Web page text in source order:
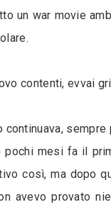
un war movie
contenti, evvai
continuava,
pochi mesi fa il
così, ma dopo
avevo provato